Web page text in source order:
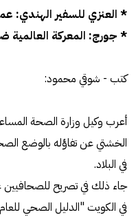
* العنزي للسفير الهندي:
* جورج: المعركة العالمية
كتب - شوقي محمود:
أعرب وكيل وزارة الصحة
الخشتي عن تفاؤله بالوضع
في البلاد.
جاء ذلك في تصريح للصحافيين